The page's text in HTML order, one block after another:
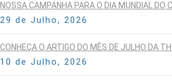
NOSSA CAMPANHA PARA O DIA MUNDIAL DO
29 de Julho, 2026
CONHEÇA O ARTIGO DO MÊS DE JULHO DA
10 de Julho, 2026